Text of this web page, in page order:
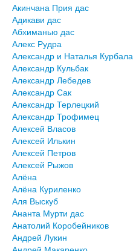
Акинчана Прия дас
Адикави дас
Абхиманью дас
Алекс Рудра
Александр и Наталья Курбала
Александр Кульбак
Александр Лебедев
Александр Сак
Александр Терлецкий
Александр Трофимец
Алексей Власов
Алексей Илькин
Алексей Петров
Алексей Рыжов
Алёна
Алёна Куриленко
Аля Выскуб
Ананта Мурти дас
Анатолий Коробейников
Андрей Лукин